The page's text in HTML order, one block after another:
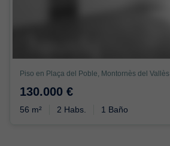
Piso en Plaça del Poble, Montornès del Vallès
130.000 €
56 m² 2 Habs. 1 Baño